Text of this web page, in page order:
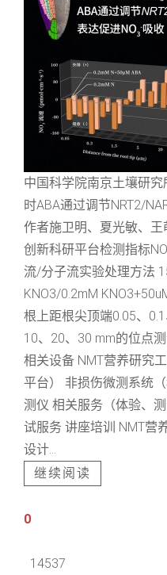
中国科学院南京土壤研
时ABA通过调节NRT2/
作者施卫明、夏光敏、
创新科研平台检测指标
流/分子流实验处理方法
KNO3/0.2mM
根上距根尖顶端0.05、0.1
10、20、30 mm的位点
相关设备 NMT营养研究
平台） 非损伤微测系统
测仪 相关服务（体验、
试服务 讲座培训 NMT营
设计...
继续阅读
0
14537